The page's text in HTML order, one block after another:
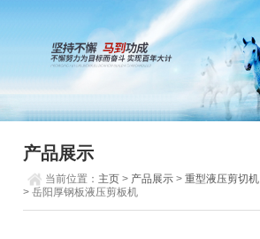
产品展示
当前位置： 主页 > 产品展示 >重型液压剪切机
> 岳阳厚钢板液压剪板机